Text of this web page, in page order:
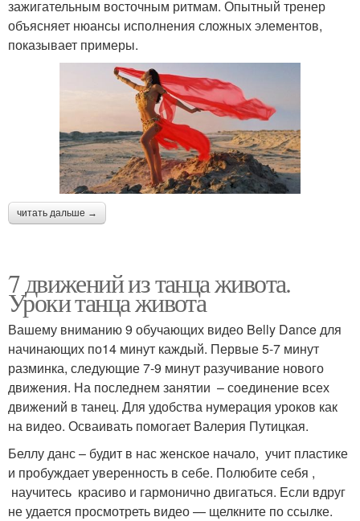
зажигательным восточным ритмам. Опытный тренер
объясняет нюансы исполнения сложных элементов,
показывает примеры.
читать дальше →
7 движений из танца живота.
Уроки танца живота
Вашему вниманию 9 обучающих видео Belly Dance для
начинающих по14 минут каждый. Первые 5-7 минут
разминка, следующие 7-9 минут разучивание нового
движения. На последнем занятии – соединение всех
движений в танец. Для удобства нумерация уроков как
на видео. Осваивать помогает Валерия Путицкая.
Беллу данс – будит в нас женское начало, учит пластике
и пробуждает уверенность в себе. Полюбите себя ,
научитесь красиво и гармонично двигаться. Если вдруг
не удается просмотреть видео — щелкните по ссылке.